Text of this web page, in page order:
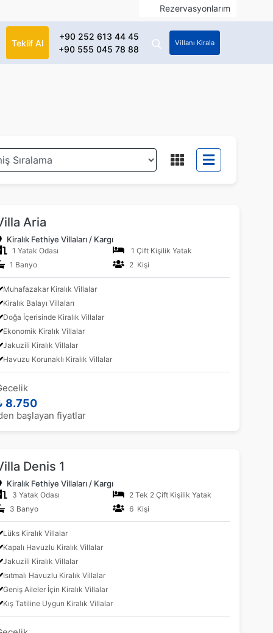
Rezervasyonlarım
Teklif Al
+90 252 613 44 45
+90 555 045 78 88
Villanı Kirala
Aria
Kiralık Fethiye Villaları / Kargı
1 Yatak Odası
1 Çift Kişilik Yatak
1 Banyo
2 Kişi
Muhafazakar Kiralık Villalar
Kiralık Balayı Villaları
Doğa İçerisinde Kiralık Villalar
Ekonomik Kiralık Villalar
Jakuzili Kiralık Villalar
Havuzu Korunaklı Kiralık Villalar
8.750
başlayan fiyatlar
Denis 1
Kiralık Fethiye Villaları / Kargı
3 Yatak Odası
2 Tek 2 Çift Kişilik Yatak
3 Banyo
6 Kişi
Lüks Kiralık Villalar
Kapalı Havuzlu Kiralık Villalar
Jakuzili Kiralık Villalar
Isıtmalı Havuzlu Kiralık Villalar
Geniş Aileler İçin Kiralık Villalar
Kış Tatiline Uygun Kiralık Villalar